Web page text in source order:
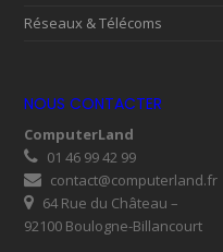
Réseaux & Télécoms
NOUS CONTACTER
ComputerLand
01 46 99 42 99
contact@computerland.fr
64 Rue du Château –
92100 Boulogne-Billancourt